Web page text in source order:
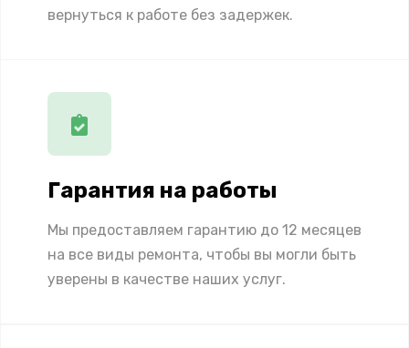
вернуться к работе без задержек.
Гарантия на работы
Мы предоставляем гарантию до 12 месяцев
на все виды ремонта, чтобы вы могли быть
уверены в качестве наших услуг.